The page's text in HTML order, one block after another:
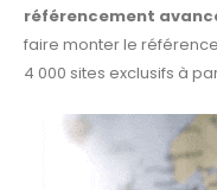
référencement
faire monter le
4 000 sites exclusifs à